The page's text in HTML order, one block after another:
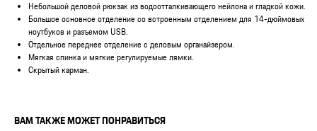
Небольшой деловой рюкзак из водоотталкивающего нейлона и гладкой кожи.
Большое основное отделение со встроенным отделением для 14-дюймовых
ноутбуков и разъемом USB.
Отдельное переднее отделение с деловым органайзером.
Мягкая спинка и мягкие регулируемые лямки.
Скрытый карман.
ВАМ ТАКЖЕ МОЖЕТ ПОНРАВИТЬСЯ